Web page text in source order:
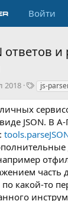
Войти
ответов и
2018
Т
г
и
js-
JSON. В
часть
какой-то